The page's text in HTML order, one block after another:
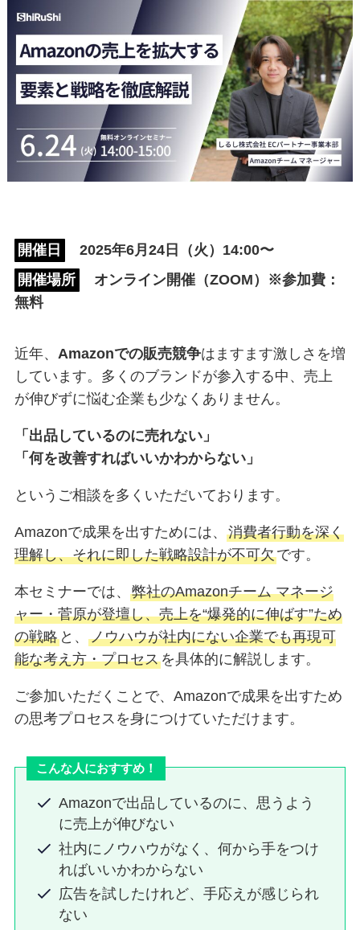
開催日
2025年6月24日（火）14:00〜
開催場所
オンライン開催（ZOOM）※参加費：
無料
近年、 Amazonでの販売競争はますます激しさを増
しています。多くのブランドが参入する中、売上
が伸びずに悩む企業も少なくありません。
「出品しているのに売れない」
「何を改善すればいいかわからない」
というご相談を多くいただいております。
Amazonで成果を出すためには、 消費者行動を深く
理解し、それに即した戦略設計が不可欠です。
本セミナーでは、 弊社のAmazonチーム マネージ
ャー・菅原が登壇し、売上を“爆発的に伸ばす”ため
の戦略と、 ノウハウが社内にない企業でも再現可
能な考え方・プロセスを具体的に解説します。
ご参加いただくことで、Amazonで成果を出すため
の思考プロセスを身につけていただけます。
こんな人におすすめ！
Amazonで出品しているのに、思うよう
に売上が伸びない
社内にノウハウがなく、何から手をつけ
ればいいかわからない
広告を試したけれど、手応えが感じられ
ない